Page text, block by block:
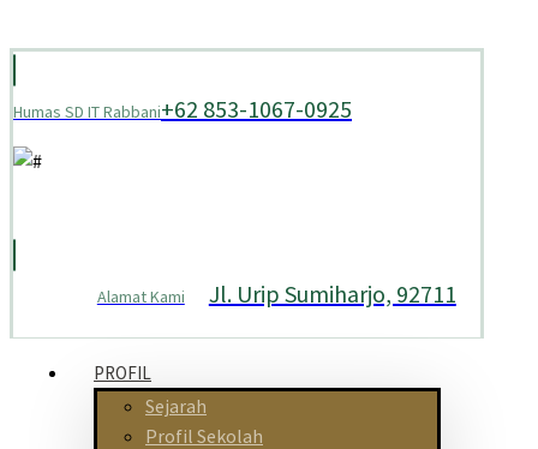
Humas SD IT Rabbani+62 853-1067-0925
Alamat Kami Jl. Urip Sumiharjo, 92711
PROFIL
Sejarah
Profil Sekolah